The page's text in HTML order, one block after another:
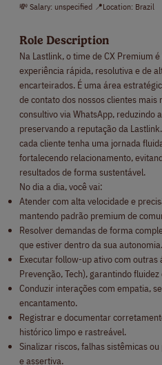
💸 Salary: unspecified 📍Location: Brazil
Role Description
Na Lastlink, o time de CX Premium
experiência rápida, resolutiva e de
encarteirados. É uma área
de contato dos nossos clientes
consultivo via WhatsApp, reduzindo
preservando a reputação da
cada cliente tenha uma jornada
fortalecendo relacionamento,
resultados de forma sustentável.
No dia a dia, você vai:
Atender com alta velocidade e
mantendo padrão premium de
Resolver demandas de forma
que estiver dentro da sua autonomia.
Executar follow-up ativo com outras
Prevenção, Tech), garantindo
Conduzir interações com empatia,
encantamento.
Registrar e documentar
histórico limpo e rastreável.
Sinalizar riscos, falhas sistêmicas
e assertiva.